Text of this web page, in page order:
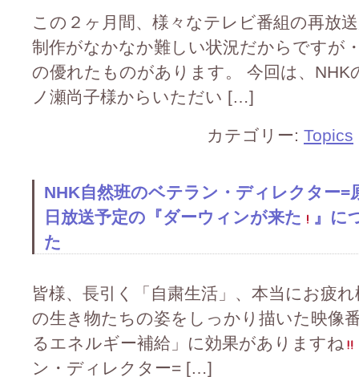
この２ヶ月間、様々なテレビ番組の再放
制作がなかなか難しい状況だからですが
の優れたものがあります。 今回は、
ノ瀬尚子様からいただい […]
カテゴリー: Topics
NHK自然班のベテラン・ディレクター=
日放送予定の『ダーウィンが来た
』に
た
皆様、長引く「自粛生活」、本当にお疲
の生き物たちの姿をしっかり描いた映像
るエネルギー補給」に効果がありますね
ン・ディレクター= […]